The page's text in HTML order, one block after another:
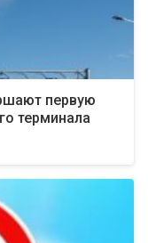
первую
терминала